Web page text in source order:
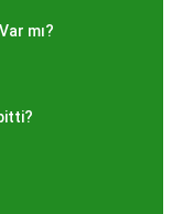
değişiklik
satılan hayır
İstanbul'da
mı?